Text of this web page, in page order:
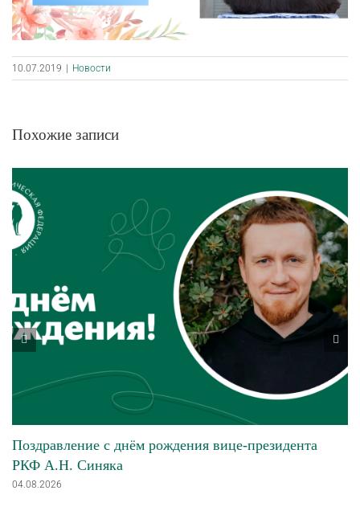
10.07.2019 Новости
Похожие записи
Поздравление с днём рождения вице-президента
РКФ А.Н. Синяка
04.08.2026